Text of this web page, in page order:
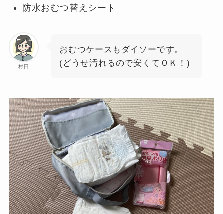
防水おむつ替えシート
村田
おむつケースもダイソーです。
(どうせ汚れるので安くてＯＫ！)